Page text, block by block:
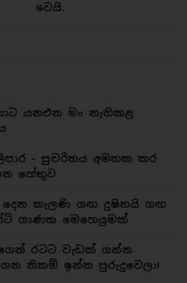
වෙයි.
යනඑන මං නැතිකළ
- සුචරිතය අමතක කර
හේතුව
කැලණි ගඟ දුෂිතයි ගඟ
ගාණක මෙහෙයුමක්
රටට වැඩක් ගන්න
නිකම් ඉන්න පුරුදුවෙලා!